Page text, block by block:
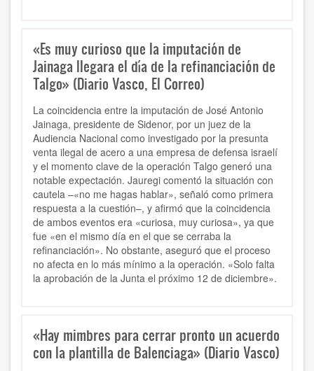
«Es muy curioso que la imputación de
Jainaga llegara el día de la refinanciación de
Talgo» (Diario Vasco, El Correo)
La coincidencia entre la imputación de José Antonio
Jainaga, presidente de Sidenor, por un juez de la
Audiencia Nacional como investigado por la presunta
venta ilegal de acero a una empresa de defensa israelí
y el momento clave de la operación Talgo generó una
notable expectación. Jauregi comentó la situación con
cautela –«no me hagas hablar», señaló como primera
respuesta a la cuestión–, y afirmó que la coincidencia
de ambos eventos era «curiosa, muy curiosa», ya que
fue «en el mismo día en el que se cerraba la
refinanciación». No obstante, aseguró que el proceso
no afecta en lo más mínimo a la operación. «Solo falta
la aprobación de la Junta el próximo 12 de diciembre».
«Hay mimbres para cerrar pronto un acuerdo
con la plantilla de Balenciaga» (Diario Vasco)